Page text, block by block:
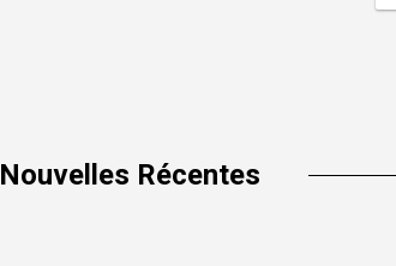
Nouvelles Récentes